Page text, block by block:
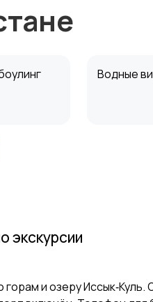
Водные
на
экскурсии
и озеру Иссык‑Куль.